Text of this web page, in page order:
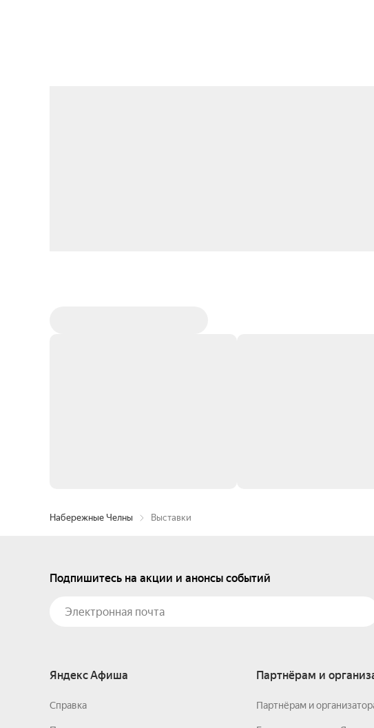
Набережные Челны Выставки
Подпишитесь на акции и анонсы событий
Яндекс Афиша
Справка
Партнёрам и
Партнёрам и